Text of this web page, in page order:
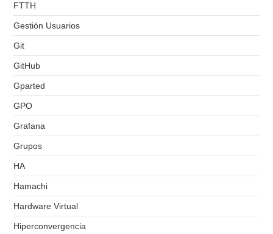
FTTH
Gestión Usuarios
Git
GitHub
Gparted
GPO
Grafana
Grupos
HA
Hamachi
Hardware Virtual
Hiperconvergencia